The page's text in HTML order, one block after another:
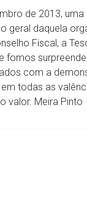
de 2013,
daquela
Fiscal, a
fomos
com a
todas as
valor. Meira Pinto